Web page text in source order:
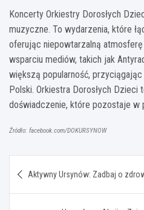
Koncerty Orkiestry Dorosłych
muzyczne. To wydarzenia, które
oferując niepowtarzalną
wsparciu mediów, takich jak
większą popularność, przyciągając
Polski. Orkiestra Dorosłych Dzieci
doświadczenie, które pozostaje w
Źródło: facebook.com/DOKURSYNOW
wpisu
Aktywny Ursynów: Zadbaj o